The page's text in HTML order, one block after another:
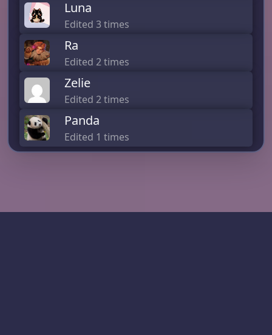
Luna
Edited 3 times
Ra
Edited 2 times
Zelie
Edited 2 times
Panda
Edited 1 times